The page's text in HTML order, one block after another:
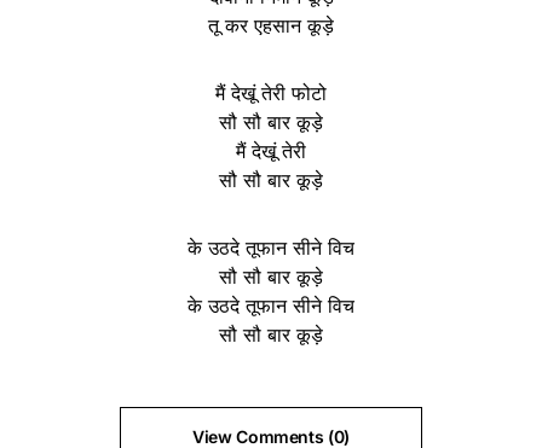
तू कर एहसान कूड़े
मैं देखूं तेरी फोटो
सौ सौ बार कूड़े
मैं देखूं तेरी
सौ सौ बार कूड़े
के उठदे तूफान सीने विच
सौ सौ बार कूड़े
के उठदे तूफान सीने विच
सौ सौ बार कूड़े
View Comments (0)